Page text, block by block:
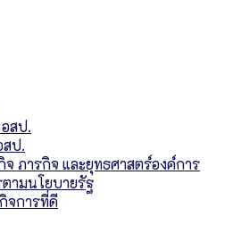
สป.
สป.
ภารกิจ และยุทธศาสตร์องค์การ
ามนโยบายรัฐ
จการที่ดี